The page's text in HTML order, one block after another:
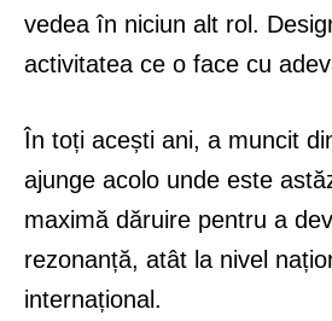
vedea în niciun alt rol.
activitatea ce o face cu
În toți acești ani, a muncit
ajunge acolo unde este
maximă dăruire pentru a
rezonanță, atât la nivel
internațional.